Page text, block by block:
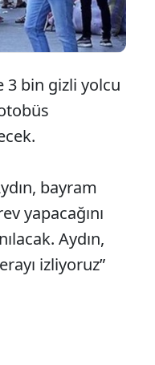
3 bin gizli yolcu
bayram
yapacağını
Aydın,
izliyoruz”